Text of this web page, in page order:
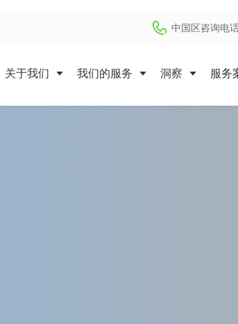
中国区咨询电
关于我们 我们的服务 洞察 服务